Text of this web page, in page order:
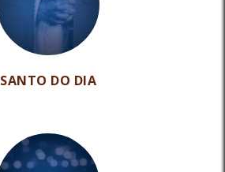
SANTO DO DIA